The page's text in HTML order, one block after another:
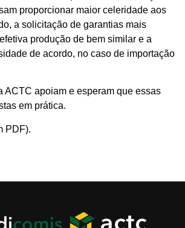
proporcionar maior celeridade aos
a solicitação de garantias mais
produção de bem similar e a
de acordo, no caso de importação
ACTC apoiam e esperam que essas
em prática.
PDF).